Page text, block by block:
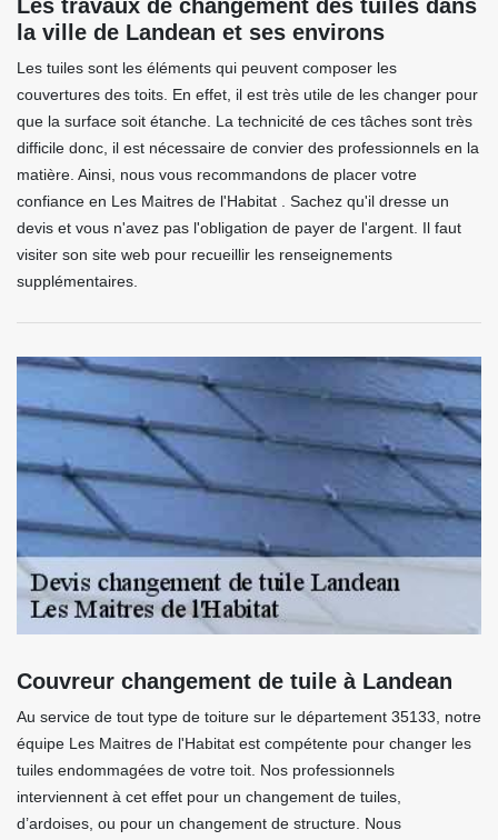
Les travaux de changement des tuiles dans
la ville de Landean et ses environs
Les tuiles sont les éléments qui peuvent composer les
couvertures des toits. En effet, il est très utile de les changer pour
que la surface soit étanche. La technicité de ces tâches sont très
difficile donc, il est nécessaire de convier des professionnels en la
matière. Ainsi, nous vous recommandons de placer votre
confiance en Les Maitres de l'Habitat . Sachez qu'il dresse un
devis et vous n'avez pas l'obligation de payer de l'argent. Il faut
visiter son site web pour recueillir les renseignements
supplémentaires.
Couvreur changement de tuile à Landean
Au service de tout type de toiture sur le département 35133, notre
équipe Les Maitres de l'Habitat est compétente pour changer les
tuiles endommagées de votre toit. Nos professionnels
interviennent à cet effet pour un changement de tuiles,
d’ardoises, ou pour un changement de structure. Nous